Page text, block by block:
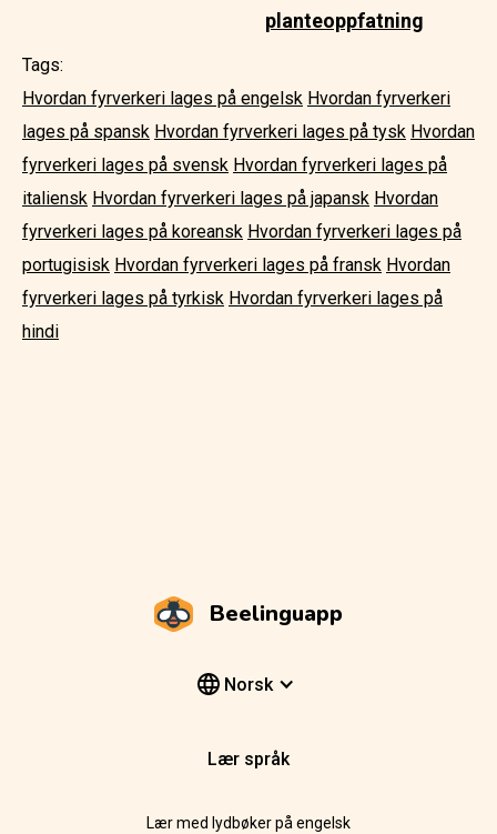
planteoppfatning
Tags:
Hvordan fyrverkeri lages på engelsk Hvordan fyrverkeri
lages på spansk Hvordan fyrverkeri lages på tysk Hvordan
fyrverkeri lages på svensk Hvordan fyrverkeri lages på
italiensk Hvordan fyrverkeri lages på japansk Hvordan
fyrverkeri lages på koreansk Hvordan fyrverkeri lages på
portugisisk Hvordan fyrverkeri lages på fransk Hvordan
fyrverkeri lages på tyrkisk Hvordan fyrverkeri lages på
hindi
Beelinguapp
Norsk
Lær språk
Lær med lydbøker på engelsk